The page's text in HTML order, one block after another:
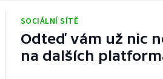
SOCIÁLNÍ SÍTĚ
Odteď vám už nic
na dalších